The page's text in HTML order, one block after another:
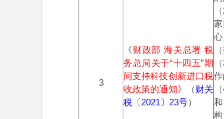
3
《财政部 海关总署 税
务总局关于“十四五”期
间支持科技创新进口税
收政策的通知》（财关
税〔2021〕23号）
作